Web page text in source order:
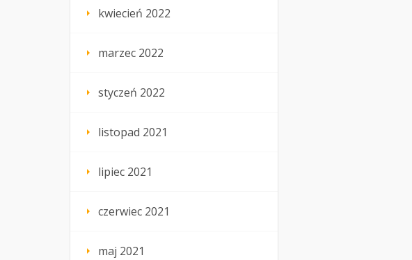
kwiecień 2022
marzec 2022
styczeń 2022
listopad 2021
lipiec 2021
czerwiec 2021
maj 2021